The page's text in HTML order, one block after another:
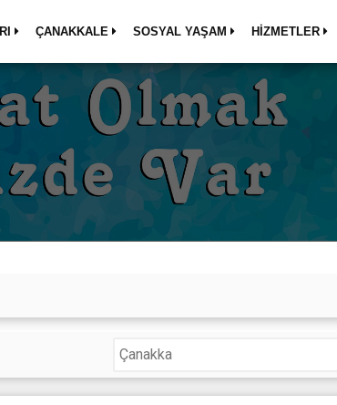
ÇANAKKALE SOSYAL YAŞAM HİZMETLER